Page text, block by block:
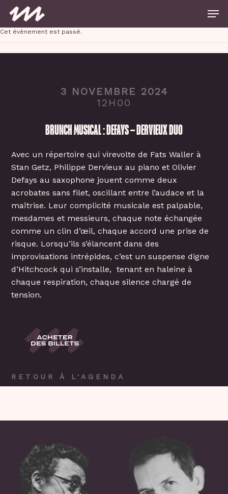
main
content
Cet évènement est passé.
3 NOVEMBRE 2024
12H00
BRUNCH MUSICAL : DEFAYS – DERVIEUX DUO
Avec un répertoire qui virevolte de Fats Waller à
Stan Getz, Philippe Dervieux au piano et Olivier
Defays au saxophone jouent comme deux
acrobates sans filet, oscillant entre l’audace et la
maîtrise. Leur complicité musicale est palpable,
mesdames et messieurs, chaque note échangée
comme un clin d’œil, chaque accord une prise de
risque. Lorsqu’ils s’élancent dans des
improvisations intrépides, c’est un suspense digne
d’Hitchcock qui s’installe, tenant en haleine à
chaque respiration, chaque silence chargé de
tension.
RETOUR À L'AGENDA
Close